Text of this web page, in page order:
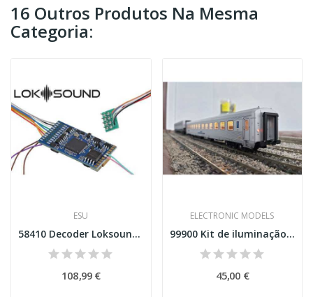
16 Outros Produtos Na Mesma
Categoria:
ESU
58410 Decoder Loksound 5 DCC/MMSX/M4 8pin NEM 652
108,99 €
ELECTRONIC MODELS
99900 Kit de iluminação carruagens SOREFAME da...
45,00 €